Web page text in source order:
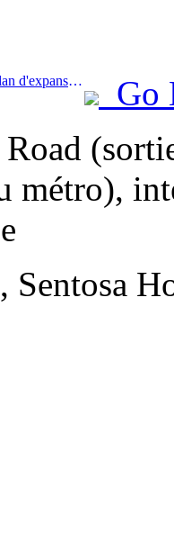
Prev:Le Guangdong publie un plan d'expansion des capacités du secteur des services pour faire de la région de la Grande Baie une destination touristique de classe mondiale.
Go
métro),
Sentosa